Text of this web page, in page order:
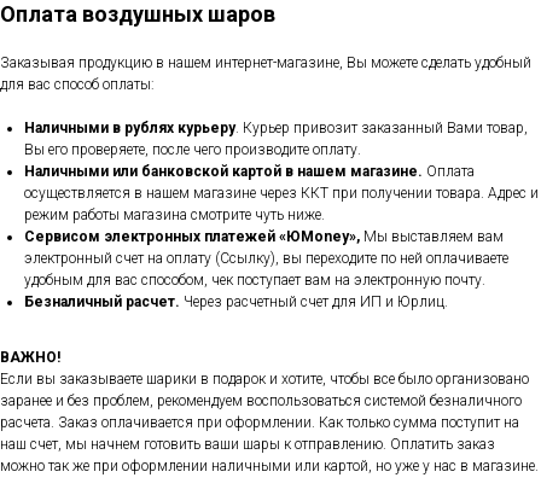
Оплата воздушных шаров
Заказывая продукцию в нашем интернет-магазине, Вы можете сделать удобный
для вас способ оплаты:
Наличными в рублях курьеру. Курьер привозит заказанный Вами товар,
Вы его проверяете, после чего производите оплату.
Наличными или банковской картой в нашем магазине. Оплата
осуществляется в нашем магазине через ККТ при получении товара. Адрес и
режим работы магазина смотрите чуть ниже.
Сервисом электронных платежей «ЮMoney», Мы выставляем вам
электронный счет на оплату (Ссылку), вы переходите по ней оплачиваете
удобным для вас способом, чек поступает вам на электронную почту.
Безналичный расчет. Через расчетный счет для ИП и Юрлиц.
ВАЖНО!
Если вы заказываете шарики в подарок и хотите, чтобы все было организовано
заранее и без проблем, рекомендуем воспользоваться системой безналичного
расчета. Заказ оплачивается при оформлении. Как только сумма поступит на
наш счет, мы начнем готовить ваши шары к отправлению. Оплатить заказ
можно так же при оформлении наличными или картой, но уже у нас в магазине.